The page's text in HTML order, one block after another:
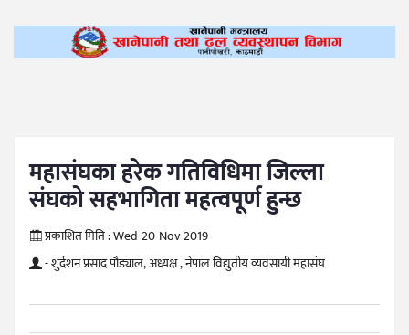
महासंघका हरेक गतिविधिमा जिल्ला
संघको सहभागिता महत्वपूर्ण हुन्छ
प्रकाशित मिति :Wed-20-Nov-2019
- शुर्दशन प्रसाद पौड्याल, अध्यक्ष , नेपाल विद्युतीय व्यवसायी महासंघ